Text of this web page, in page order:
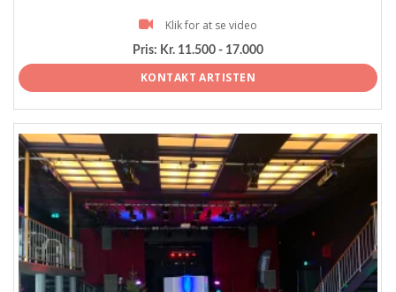
Klik for at se video
Pris: Kr. 11.500 - 17.000
KONTAKT ARTISTEN